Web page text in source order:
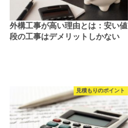
外構工事が高い理由とは：安い値
段の工事はデメリットしかない
見積もりのポイント